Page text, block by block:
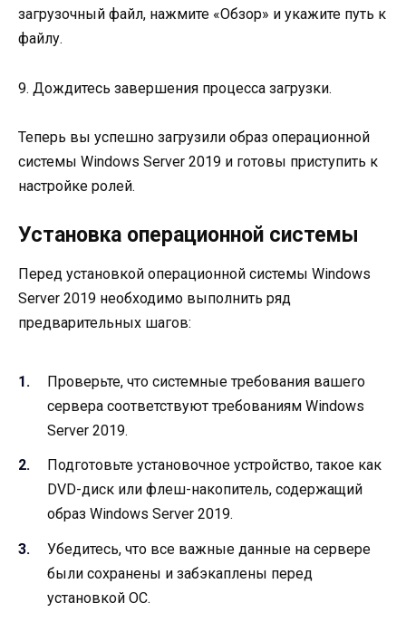
загрузочный файл, нажмите «Обзор» и укажите путь к
файлу.
9. Дождитесь завершения процесса загрузки.
Теперь вы успешно загрузили образ операционной
системы Windows Server 2019 и готовы приступить к
настройке ролей.
Установка операционной системы
Перед установкой операционной системы Windows
Server 2019 необходимо выполнить ряд
предварительных шагов:
Проверьте, что системные требования вашего
сервера соответствуют требованиям Windows
Server 2019.
Подготовьте установочное устройство, такое как
DVD-диск или флеш-накопитель, содержащий
образ Windows Server 2019.
Убедитесь, что все важные данные на сервере
были сохранены и забэкаплены перед
установкой ОС.